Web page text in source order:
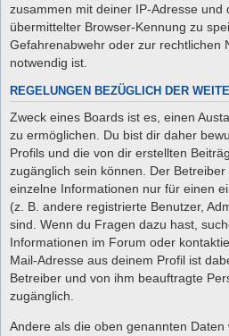
zusammen mit deiner IP-Adresse und
übermittelter Browser-Kennung zu
Gefahrenabwehr oder zur rechtlichen
notwendig ist.
REGELUNGEN BEZÜGLICH DER
Zweck eines Boards ist es, einen
zu ermöglichen. Du bist dir daher
Profils und die von dir erstellten
zugänglich sein können. Der
einzelne Informationen nur für einen
(z. B. andere registrierte Benutzer,
sind. Wenn du Fragen dazu hast,
Informationen im Forum oder
Mail-Adresse aus deinem Profil ist
Betreiber und von ihm beauftragte
zugänglich.
Andere als die oben genannten